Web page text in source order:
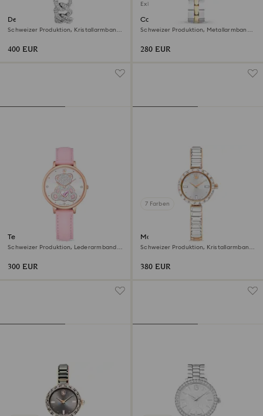
Dextera chain Uhr
Schweizer Produktion, Kristallarmband,
400 EUR
Exklusiv online
Cosmopolitan Uhr
Schweizer Produktion, Metallarmband,
280 EUR
Teddy Uhr
Schweizer Produktion, Lederarmband,
300 EUR
7 Farben
Matrix bangle Uhr
Schweizer Produktion, Kristallarmband,
380 EUR